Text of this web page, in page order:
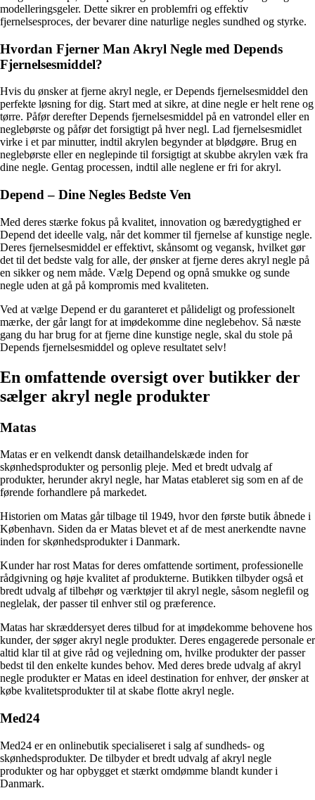
modelleringsgeler. Dette sikrer en problemfri og effektiv
fjernelsesproces, der bevarer dine naturlige negles sundhed og styrke.
Hvordan Fjerner Man Akryl Negle med Depends
Fjernelsesmiddel?
Hvis du ønsker at fjerne akryl negle, er Depends fjernelsesmiddel den
perfekte løsning for dig. Start med at sikre, at dine negle er helt rene og
tørre. Påfør derefter Depends fjernelsesmiddel på en vatrondel eller en
neglebørste og påfør det forsigtigt på hver negl. Lad fjernelsesmidlet
virke i et par minutter, indtil akrylen begynder at blødgøre. Brug en
neglebørste eller en neglepinde til forsigtigt at skubbe akrylen væk fra
dine negle. Gentag processen, indtil alle neglene er fri for akryl.
Depend – Dine Negles Bedste Ven
Med deres stærke fokus på kvalitet, innovation og bæredygtighed er
Depend det ideelle valg, når det kommer til fjernelse af kunstige negle.
Deres fjernelsesmiddel er effektivt, skånsomt og vegansk, hvilket gør
det til det bedste valg for alle, der ønsker at fjerne deres akryl negle på
en sikker og nem måde. Vælg Depend og opnå smukke og sunde
negle uden at gå på kompromis med kvaliteten.
Ved at vælge Depend er du garanteret et pålideligt og professionelt
mærke, der går langt for at imødekomme dine neglebehov. Så næste
gang du har brug for at fjerne dine kunstige negle, skal du stole på
Depends fjernelsesmiddel og opleve resultatet selv!
En omfattende oversigt over butikker der
sælger akryl negle produkter
Matas
Matas er en velkendt dansk detailhandelskæde inden for
skønhedsprodukter og personlig pleje. Med et bredt udvalg af
produkter, herunder akryl negle, har Matas etableret sig som en af de
førende forhandlere på markedet.
Historien om Matas går tilbage til 1949, hvor den første butik åbnede i
København. Siden da er Matas blevet et af de mest anerkendte navne
inden for skønhedsprodukter i Danmark.
Kunder har rost Matas for deres omfattende sortiment, professionelle
rådgivning og høje kvalitet af produkterne. Butikken tilbyder også et
bredt udvalg af tilbehør og værktøjer til akryl negle, såsom neglefil og
neglelak, der passer til enhver stil og præference.
Matas har skræddersyet deres tilbud for at imødekomme behovene hos
kunder, der søger akryl negle produkter. Deres engagerede personale er
altid klar til at give råd og vejledning om, hvilke produkter der passer
bedst til den enkelte kundes behov. Med deres brede udvalg af akryl
negle produkter er Matas en ideel destination for enhver, der ønsker at
købe kvalitetsprodukter til at skabe flotte akryl negle.
Med24
Med24 er en onlinebutik specialiseret i salg af sundheds- og
skønhedsprodukter. De tilbyder et bredt udvalg af akryl negle
produkter og har opbygget et stærkt omdømme blandt kunder i
Danmark.